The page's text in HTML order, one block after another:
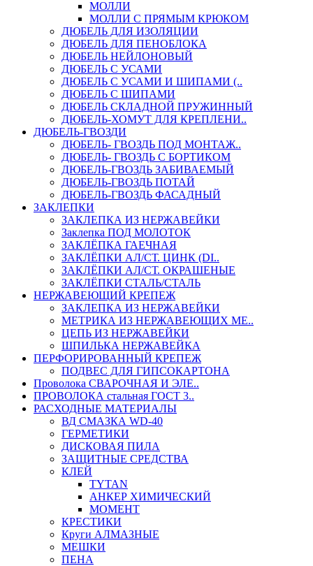
МОЛЛИ
МОЛЛИ С ПРЯМЫМ КРЮКОМ
ДЮБЕЛЬ ДЛЯ ИЗОЛЯЦИИ
ДЮБЕЛЬ ДЛЯ ПЕНОБЛОКА
ДЮБЕЛЬ НЕЙЛОНОВЫЙ
ДЮБЕЛЬ С УСАМИ
ДЮБЕЛЬ С УСАМИ И ШИПАМИ (..
ДЮБЕЛЬ С ШИПАМИ
ДЮБЕЛЬ СКЛАДНОЙ ПРУЖИННЫЙ
ДЮБЕЛЬ-ХОМУТ ДЛЯ КРЕПЛЕНИ..
ДЮБЕЛЬ-ГВОЗДИ
ДЮБЕЛЬ- ГВОЗДЬ ПОД МОНТАЖ..
ДЮБЕЛЬ- ГВОЗДЬ С БОРТИКОМ
ДЮБЕЛЬ-ГВОЗДЬ ЗАБИВАЕМЫЙ
ДЮБЕЛЬ-ГВОЗДЬ ПОТАЙ
ДЮБЕЛЬ-ГВОЗДЬ ФАСАДНЫЙ
ЗАКЛЕПКИ
ЗАКЛЕПКА ИЗ НЕРЖАВЕЙКИ
Заклепка ПОД МОЛОТОК
ЗАКЛЁПКА ГАЕЧНАЯ
ЗАКЛЁПКИ АЛ/СТ. ЦИНК (DI..
ЗАКЛЁПКИ АЛ/СТ. ОКРАШЕНЫЕ
ЗАКЛЁПКИ СТАЛЬ/СТАЛЬ
НЕРЖАВЕЮЩИЙ КРЕПЕЖ
ЗАКЛЕПКА ИЗ НЕРЖАВЕЙКИ
МЕТРИКА ИЗ НЕРЖАВЕЮЩИХ МЕ..
ЦЕПЬ ИЗ НЕРЖАВЕЙКИ
ШПИЛЬКА НЕРЖАВЕЙКА
ПЕРФОРИРОВАННЫЙ КРЕПЕЖ
ПОДВЕС ДЛЯ ГИПСОКАРТОНА
Проволока СВАРОЧНАЯ И ЭЛЕ..
ПРОВОЛОКА стальная ГОСТ 3..
РАСХОДНЫЕ МАТЕРИАЛЫ
ВД СМАЗКА WD-40
ГЕРМЕТИКИ
ДИСКОВАЯ ПИЛА
ЗАЩИТНЫЕ СРЕДСТВА
КЛЕЙ
TYTAN
АНКЕР ХИМИЧЕСКИЙ
МОМЕНТ
КРЕСТИКИ
Круги АЛМАЗНЫЕ
МЕШКИ
ПЕНА